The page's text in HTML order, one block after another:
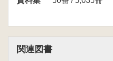
相原嘉之 飛鳥・藤原地
成果
関連図書